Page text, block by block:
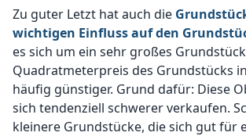
Zu guter Letzt hat auch die
wichtigen Einfluss auf den
es sich um ein sehr großes
Quadratmeterpreis des Grundstücks
häufig günstiger. Grund dafür: Diese
sich tendenziell schwerer verkaufen.
kleinere Grundstücke, die sich gut für